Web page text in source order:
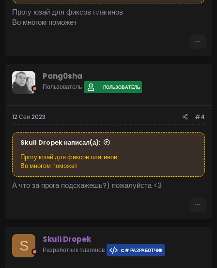
Прогу юзай для фиксов плагинов
Во многом поможет
Pang0sha
Пользователь ПОЛЬЗОВАТЕЛЬ
12 Сен 2023 #4
Skuli Dropek написал(а):
Прогу юзай для фиксов плагинов
Во многом поможет
А что за прога подскажешь?) пожалуйста <3
S Skuli Dropek
Разработчик плагинов C# РАЗРАБОТЧИК